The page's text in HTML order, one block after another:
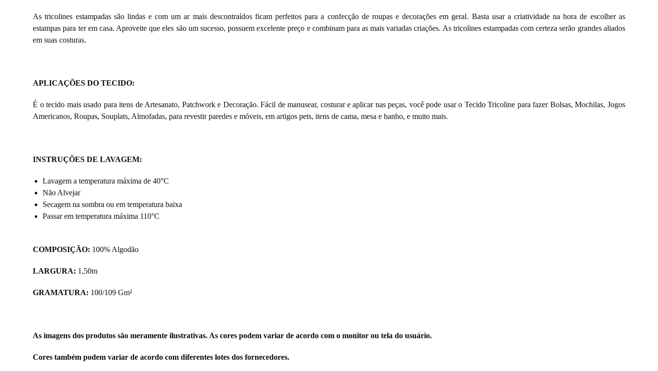
As tricolines estampadas são lindas e com um ar mais descontraídos ficam perfeitos para a confecção de roupas e decorações em geral. Basta usar a criatividade na hora de escolher as
estampas para ter em casa. Aproveite que eles são um sucesso, possuem excelente preço e combinam para as mais variadas criações. As tricolines estampadas com certeza serão grandes aliados
em suas costuras.
APLICAÇÕES DO TECIDO:
É o tecido mais usado para itens de Artesanato, Patchwork e Decoração. Fácil de manusear, costurar e aplicar nas peças, você pode usar o Tecido Tricoline para fazer Bolsas, Mochilas, Jogos
Americanos, Roupas, Souplats, Almofadas, para revestir paredes e móveis, em artigos pets, itens de cama, mesa e banho, e muito mais.
INSTRUÇÕES DE LAVAGEM:
Lavagem a temperatura máxima de 40°C
Não Alvejar
Secagem na sombra ou em temperatura baixa
Passar em temperatura máxima 110°C
COMPOSIÇÃO: 100% Algodão
LARGURA: 1,50m
GRAMATURA: 100/109 Gm²
As imagens dos produtos são meramente ilustrativas. As cores podem variar de acordo com o monitor ou tela do usuário.
Cores também podem variar de acordo com diferentes lotes dos fornecedores.